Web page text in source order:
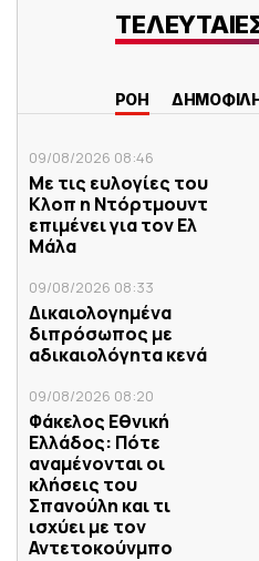
ΡΟΗ
09/08/2026 08:46
Με τις ευλογίες του
Κλοπ η Ντόρτμουντ
επιμένει για τον Ελ
Μάλα
09/08/2026 08:33
Δικαιολογημένα
διπρόσωπος με
αδικαιολόγητα κενά
09/08/2026 08:20
Φάκελος Εθνική
Ελλάδος: Πότε
αναμένονται οι
κλήσεις του
Σπανούλη και τι
ισχύει με τον
Αντετοκούνμπο